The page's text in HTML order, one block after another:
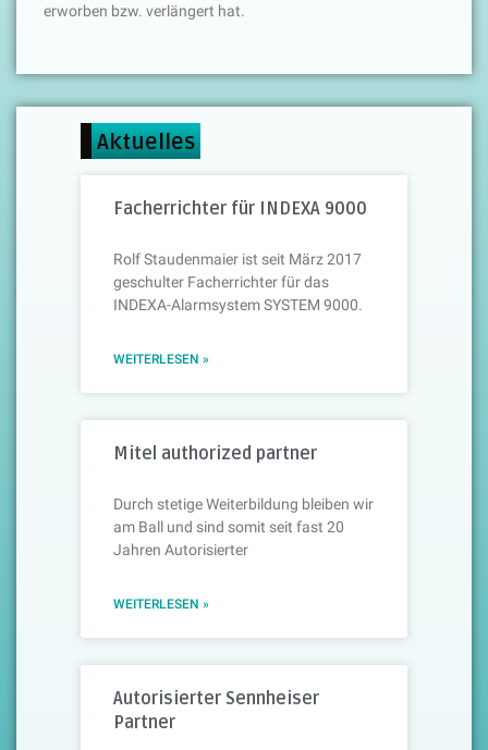
Aktuelles
Facherrichter für INDEXA 9000
Rolf Staudenmaier ist seit März 2017
geschulter Facherrichter für das
INDEXA-Alarmsystem SYSTEM 9000.
WEITERLESEN »
Mitel authorized partner
Durch stetige Weiterbildung bleiben wir
am Ball und sind somit seit fast 20
Jahren Autorisierter
WEITERLESEN »
Autorisierter Sennheiser
Partner
erworben bzw. verlängert hat.